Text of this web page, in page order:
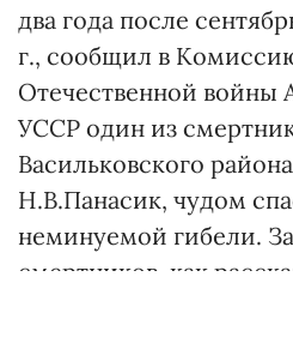
два года после
г., сообщил в
Отечественной войны
УССР один из
Васильковского
Н.В.Панасик, чудом
неминуемой гибели.
смертников, как
Панасик, было